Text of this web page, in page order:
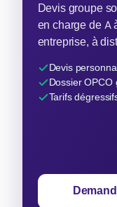
Devis groupe
en charge de A
entreprise, à
Devis
Dossier
Tarifs